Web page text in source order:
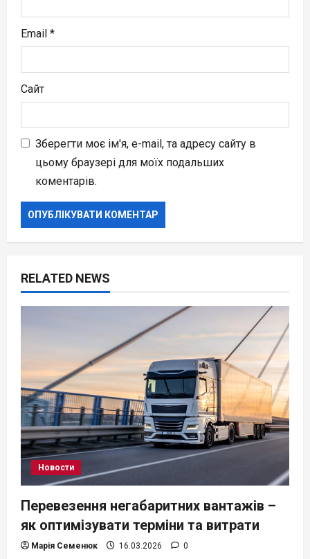
Email *
Сайт
Зберегти моє ім'я, e-mail, та адресу сайту в
цьому браузері для моїх подальших
коментарів.
RELATED NEWS
Новости
Перевезення негабаритних вантажів –
як оптимізувати терміни та витрати
Марія Семенюк 16.03.2026 0